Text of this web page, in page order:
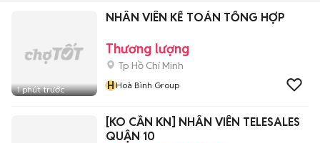
1 phút trước
NHÂN VIÊN KẾ TOÁN TỔNG HỢP
Thương lượng
Tp Hồ Chí Minh
HHoà Bình Group
[KO CẦN KN] NHÂN VIÊN TELESALES
QUẬN 10